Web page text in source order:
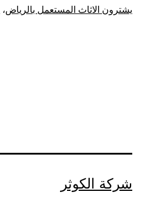
يشترون الاثاث المستعمل بالرياض،
شركة الكوثر